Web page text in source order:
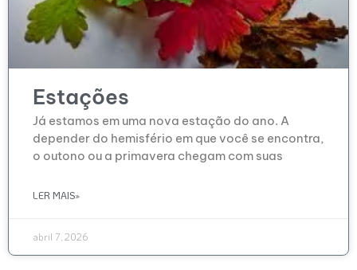
Estações
Já estamos em uma nova estação do ano. A
depender do hemisfério em que você se encontra,
o outono ou a primavera chegam com suas
LER MAIS»
abril 7, 2026